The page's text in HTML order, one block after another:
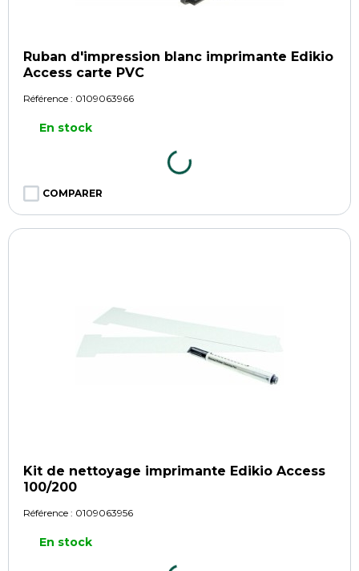
Ruban d'impression blanc imprimante Edikio
Access carte PVC
Référence : 0109063966
En stock
COMPARER
Kit de nettoyage imprimante Edikio Access
100/200
Référence : 0109063956
En stock